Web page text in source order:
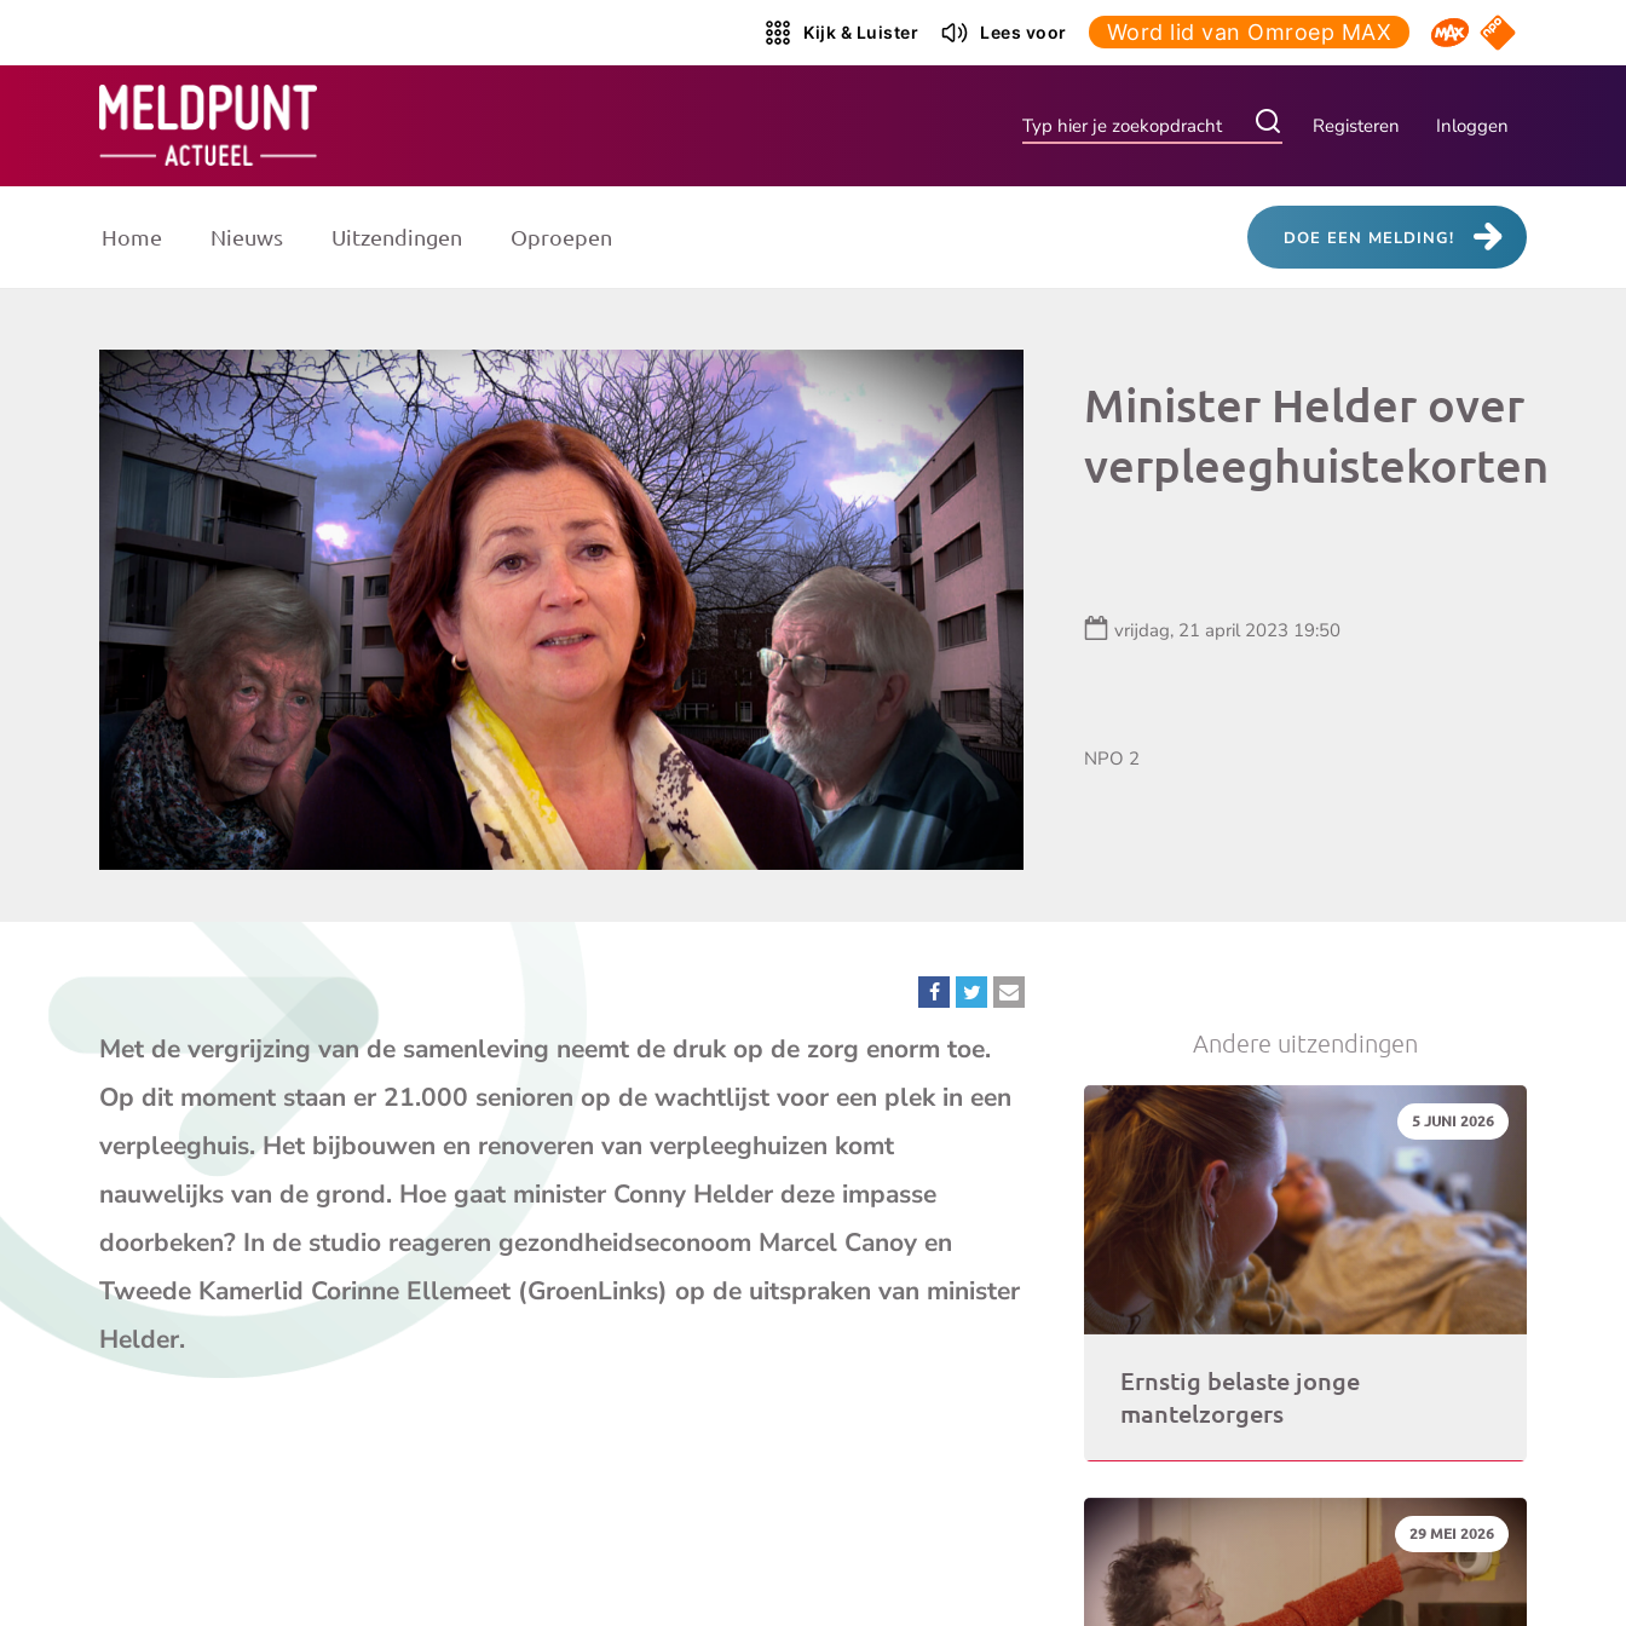
Kijk & Luister Lees voor Word lid van Omroep MAX Omroep MAX
NPO Start
Registeren Inloggen
Home Nieuws Uitzendingen Oproepen DOE EEN MELDING!
Minister Helder over
verpleeghuistekorten
Datum:
vrijdag, 21 april 2023 19:50
Zender:
NPO 2
Deel
bericht
op
Facebook
Deel
bericht
X
Deel
mailprogramma)
Met de vergrijzing van de samenleving neemt de druk op de zorg enorm toe.
Op dit moment staan er 21.000 senioren op de wachtlijst voor een plek in een
verpleeghuis. Het bijbouwen en renoveren van verpleeghuizen komt
nauwelijks van de grond. Hoe gaat minister Conny Helder deze impasse
doorbeken? In de studio reageren gezondheidseconoom Marcel Canoy en
Tweede Kamerlid Corinne Ellemeet (GroenLinks) op de uitspraken van minister
Helder.
Andere uitzendingen
DATUM:
5 JUNI 2026
Ernstig belaste jonge
mantelzorgers
DATUM:
29 MEI 2026